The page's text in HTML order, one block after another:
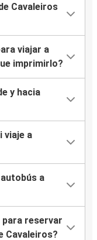
Cavaleiros
viajar a
imprimirlo?
y hacia
viaje a
a
para reservar
Cavaleiros?